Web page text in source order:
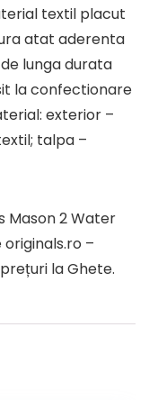
textil placut
atat aderenta
lunga durata
la confectionare
exterior –
talpa –
Mason 2 Water
originals.ro –
la Ghete.